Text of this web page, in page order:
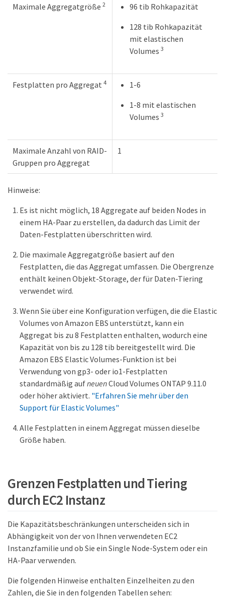
Maximale Aggregatgröße 2
96 tib Rohkapazität
128 tib Rohkapazität
mit elastischen
Volumes 3
Festplatten pro Aggregat 4
1-6
1-8 mit elastischen
Volumes 3
Maximale Anzahl von RAID-
Gruppen pro Aggregat
1
Hinweise:
Es ist nicht möglich, 18 Aggregate auf beiden Nodes in
einem HA-Paar zu erstellen, da dadurch das Limit der
Daten-Festplatten überschritten wird.
Die maximale Aggregatgröße basiert auf den
Festplatten, die das Aggregat umfassen. Die Obergrenze
enthält keinen Objekt-Storage, der für Daten-Tiering
verwendet wird.
Wenn Sie über eine Konfiguration verfügen, die die Elastic
Volumes von Amazon EBS unterstützt, kann ein
Aggregat bis zu 8 Festplatten enthalten, wodurch eine
Kapazität von bis zu 128 tib bereitgestellt wird. Die
Amazon EBS Elastic Volumes-Funktion ist bei
Verwendung von gp3- oder io1-Festplatten
standardmäßig aufneuenCloud Volumes ONTAP 9.11.0
oder höher aktiviert. "Erfahren Sie mehr über den
Support für Elastic Volumes"
Alle Festplatten in einem Aggregat müssen dieselbe
Größe haben.
Grenzen Festplatten und Tiering
durch EC2 Instanz
Die Kapazitätsbeschränkungen unterscheiden sich in
Abhängigkeit von der von Ihnen verwendeten EC2
Instanzfamilie und ob Sie ein Single Node-System oder ein
HA-Paar verwenden.
Die folgenden Hinweise enthalten Einzelheiten zu den
Zahlen, die Sie in den folgenden Tabellen sehen: